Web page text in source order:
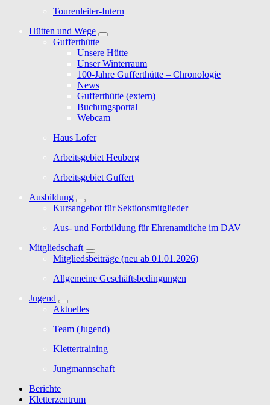
Tourenleiter-Intern
Hütten und Wege
Gufferthütte
Unsere Hütte
Unser Winterraum
100-Jahre Gufferthütte – Chronologie
News
Gufferthütte (extern)
Buchungsportal
Webcam
Haus Lofer
Arbeitsgebiet Heuberg
Arbeitsgebiet Guffert
Ausbildung
Kursangebot für Sektionsmitglieder
Aus- und Fortbildung für Ehrenamtliche im DAV
Mitgliedschaft
Mitgliedsbeiträge (neu ab 01.01.2026)
Allgemeine Geschäftsbedingungen
Jugend
Aktuelles
Team (Jugend)
Klettertraining
Jungmannschaft
Berichte
Kletterzentrum